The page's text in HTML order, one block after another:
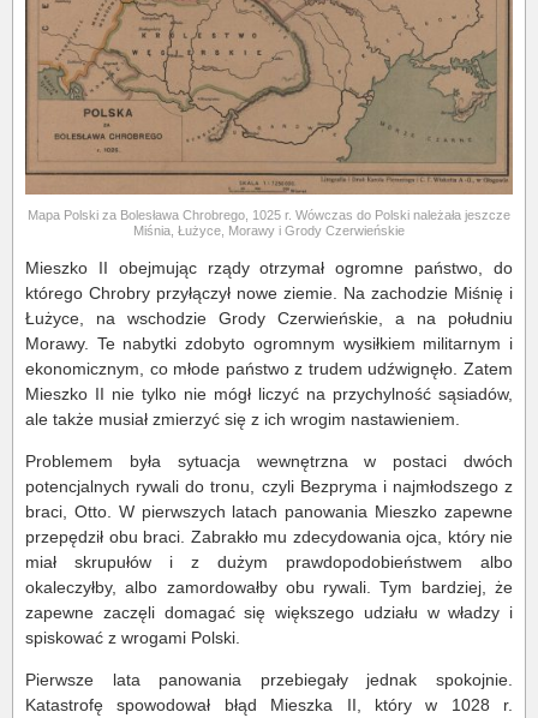
Mapa Polski za Bolesława Chrobrego, 1025 r. Wówczas do Polski należała jeszcze
Miśnia, Łużyce, Morawy i Grody Czerwieńskie
Mieszko II obejmując rządy otrzymał ogromne państwo, do
którego Chrobry przyłączył nowe ziemie. Na zachodzie Miśnię i
Łużyce, na wschodzie Grody Czerwieńskie, a na południu
Morawy. Te nabytki zdobyto ogromnym wysiłkiem militarnym i
ekonomicznym, co młode państwo z trudem udźwignęło. Zatem
Mieszko II nie tylko nie mógł liczyć na przychylność sąsiadów,
ale także musiał zmierzyć się z ich wrogim nastawieniem.
Problemem była sytuacja wewnętrzna w postaci dwóch
potencjalnych rywali do tronu, czyli Bezpryma i najmłodszego z
braci, Otto. W pierwszych latach panowania Mieszko zapewne
przepędził obu braci. Zabrakło mu zdecydowania ojca, który nie
miał skrupułów i z dużym prawdopodobieństwem albo
okaleczyłby, albo zamordowałby obu rywali. Tym bardziej, że
zapewne zaczęli domagać się większego udziału w władzy i
spiskować z wrogami Polski.
Pierwsze lata panowania przebiegały jednak spokojnie.
Katastrofę spowodował błąd Mieszka II, który w 1028 r.